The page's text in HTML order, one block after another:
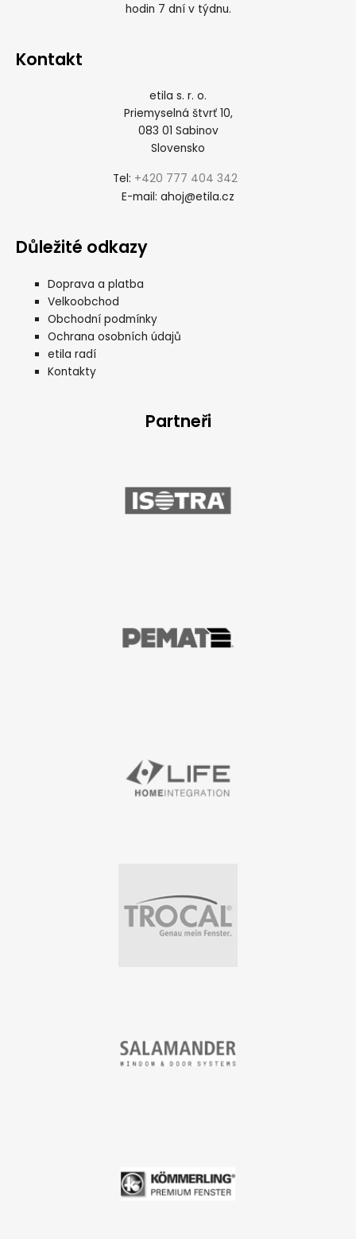
hodin 7 dní v týdnu.
Kontakt
etila s. r. o.
Priemyselná štvrť 10,
083 01 Sabinov
Slovensko
Tel: +420 777 404 342
E-mail: ahoj@etila.cz
Důležité odkazy
Doprava a platba
Velkoobchod
Obchodní podmínky
Ochrana osobních údajů
etila radí
Kontakty
Partneři